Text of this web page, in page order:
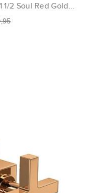
1/2 Soul Red Gold...